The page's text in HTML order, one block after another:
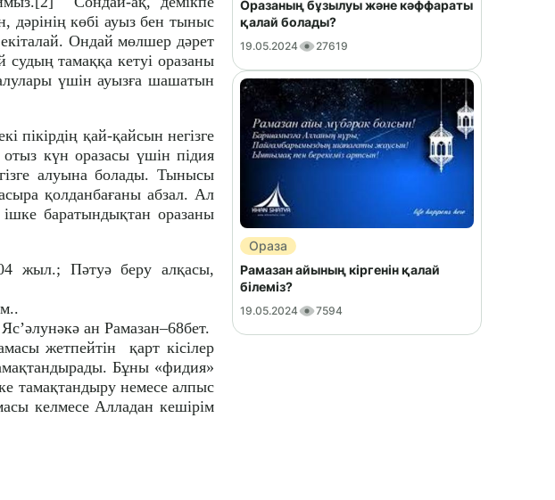
көбі ауыз бен тыныс
Ондай мөлшер дәрет
тамаққа кетуі оразаны
үшін ауызға шашатын
пікірдің қай-қайсын негізге
отыз күн оразасы үшін підия
алуына болады. Тынысы
қолданбағаны абзал. Ал
ішке баратындықтан оразаны
жыл.; Пәтуә беру алқасы,
ан Рамазан–68бет.
жетпейтін қарт кісілер
Бұны «фидия»
тамақтандыру немесе алпыс
келмесе Алладан кешірім
Оразаның бұзылуы және кәффараты
қалай болады?
19.05.2024 27619
Ораза
Рамазан айының кіргенін қалай
білеміз?
19.05.2024 7594